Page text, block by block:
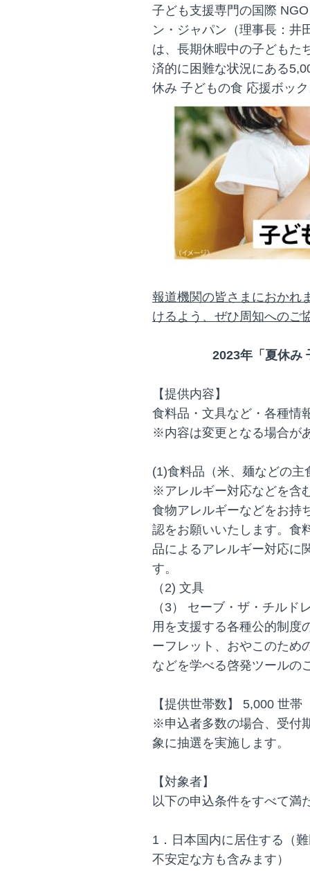
子ども支援専門の国際
ン・ジャパン（理事長：井
は、長期休暇中の子どもた
済的に困難な状況にある
休み 子どもの食 応援ボッ
報道機関の皆さまにおかれ
けるよう、ぜひ周知へのご
2023年「夏休み
【提供内容】
食料品・文具など・各種
※内容は変更となる場合が
(1)食料品（米、麺などの
※アレルギー対応などを含
食物アレルギーなどをお持
認をお願いいたします。食
品によるアレルギー対応に
す。
（2) 文具
（3） セーブ・ザ・チルド
用を支援する各種公的制度
ーフレット、おやこのため
などを学べる啓発ツールの
【提供世帯数】 5,000 世
※申込者多数の場合、受付
象に抽選を実施します。
【対象者】
以下の申込条件をすべて
1．日本国内に居住する（
不安定な方も含みます）